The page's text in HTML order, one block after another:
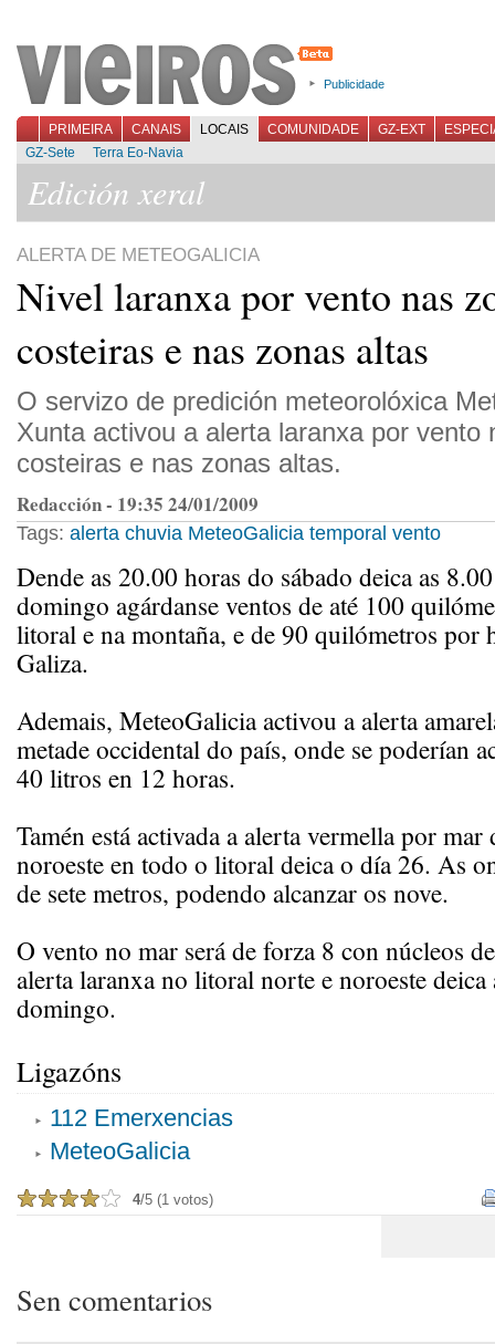
Publicidade
PRIMEIRA CANAIS LOCAIS COMUNIDADE GZ-EXT
GZ-Sete
Terra Eo-Navia
Edición xeral
ALERTA DE METEOGALICIA
Nivel laranxa por vento nas
costeiras e nas zonas altas
O servizo de predición meteorolóxica
Xunta activou a alerta laranxa por vento
costeiras e nas zonas altas.
Redacción - 19:35 24/01/2009
Tags: alerta chuvia MeteoGalicia temporal vento
Dende as 20.00 horas do sábado deica as
domingo agárdanse ventos de até 100
litoral e na montaña, e de 90 quilómetros por
Galiza.
Ademais, MeteoGalicia activou a alerta
metade occidental do país, onde se poderían
40 litros en 12 horas.
Tamén está activada a alerta vermella por
noroeste en todo o litoral deica o día 26. As
de sete metros, podendo alcanzar os nove.
O vento no mar será de forza 8 con núcleos
alerta laranxa no litoral norte e noroeste
domingo.
Ligazóns
112 Emerxencias
MeteoGalicia
4/5 (1 votos)
Sen comentarios